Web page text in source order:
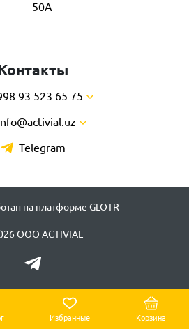
50А
93 523 65 75
Telegram
на платформе GLOTR
ООО ACTIVIAL
Избранные Корзина